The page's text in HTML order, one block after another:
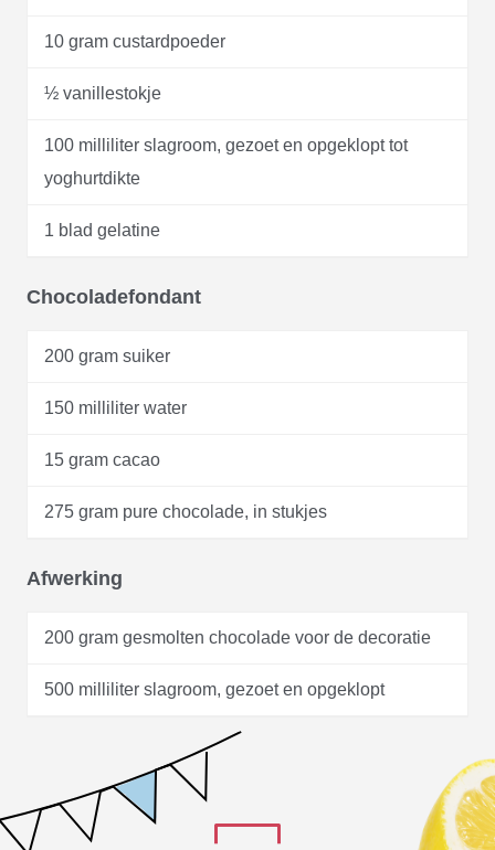
10 gram custardpoeder
½ vanillestokje
100 milliliter slagroom, gezoet en opgeklopt tot
yoghurtdikte
1 blad gelatine
Chocoladefondant
200 gram suiker
150 milliliter water
15 gram cacao
275 gram pure chocolade, in stukjes
Afwerking
200 gram gesmolten chocolade voor de decoratie
500 milliliter slagroom, gezoet en opgeklopt